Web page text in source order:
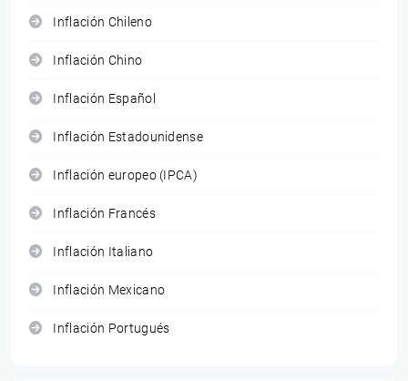
Inflación Chileno
Inflación Chino
Inflación Español
Inflación Estadounidense
Inflación europeo (IPCA)
Inflación Francés
Inflación Italiano
Inflación Mexicano
Inflación Portugués